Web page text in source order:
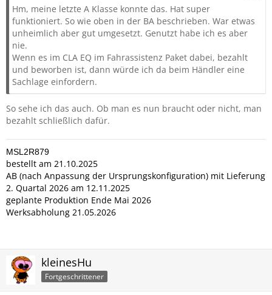
Hm, meine letzte A Klasse konnte das. Hat super
funktioniert. So wie oben in der BA beschrieben. War etwas
unheimlich aber gut umgesetzt. Genutzt habe ich es aber
nie.
Wenn es im CLA EQ im Fahrassistenz Paket dabei, bezahlt
und beworben ist, dann würde ich da beim Händler eine
Sachlage einfordern.
So sehe ich das auch. Ob man es nun braucht oder nicht, man
bezahlt schließlich dafür.
MSL2R879
bestellt am 21.10.2025
AB (nach Anpassung der Ursprungskonfiguration) mit Lieferung
2. Quartal 2026 am 12.11.2025
geplante Produktion Ende Mai 2026
Werksabholung 21.05.2026
kleinesHu
Fortgeschrittener